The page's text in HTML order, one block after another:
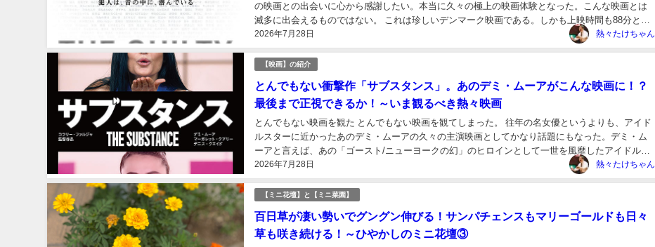
2026年7月28日
の映画との出会いに心から感謝したい。本当に久々の極上の映画体験となった。こんな映画とは
滅多に出会えるものではない。 これは珍しいデンマーク映画である。しかも上映時間も88分と非
常に短い映画。それでいて観終わった後の満足感...
熱々たけちゃん
【映画】の紹介
とんでもない衝撃作「サブスタンス」。あのデミ・ムーアがこんな映画に！？
最後まで正視できるか！～いま観るべき熱々映画
2026年7月28日
とんでもない映画を観た とんでもない映画を観てしまった。 往年の名女優というよりも、アイド
ルスターに近かったあのデミ・ムーアの久々の主演映画としてかなり話題にもなった。デミ・ム
ーアと言えば、あの「ゴースト/ニューヨークの幻」のヒロインとして一世を風靡したアイドルス
ターである。 認知症にかかって俳優業を引退したあのブルー...
熱々たけちゃん
【ミニ花壇】と【ミニ菜園】
百日草が凄い勢いでグングン伸びる！サンパチェンスもマリーゴールドも日々
草も咲き続ける！～ひやかしのミニ花壇③